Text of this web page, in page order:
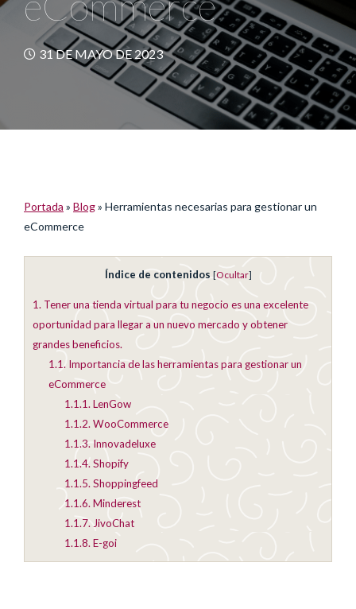
31 DE MAYO DE 2023
Portada » Blog» Herramientas necesarias para gestionar un
eCommerce
Índice de contenidos [Ocultar]
1. Tener una tienda virtual para tu negocio es una excelente
oportunidad para llegar a un nuevo mercado y obtener
grandes beneficios.
1.1.Importancia de las herramientas para gestionar un
eCommerce
1.1.1. LenGow
1.1.2. WooCommerce
1.1.3.Innovadeluxe
1.1.4.Shopify
1.1.5. Shoppingfeed
1.1.6. Minderest
1.1.7.JivoChat
1.1.8. E-goi